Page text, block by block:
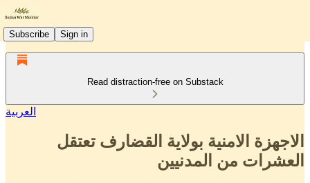
Subscribe Sign in
Read distraction-free on Substack
العربية
الاجهزة الامنية بولاية القضارف تعتقل
العشرات من المدنيين